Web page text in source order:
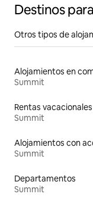
Destinos
Otros tipos de
Summit
Summit
Summit
Departamentos
Summit